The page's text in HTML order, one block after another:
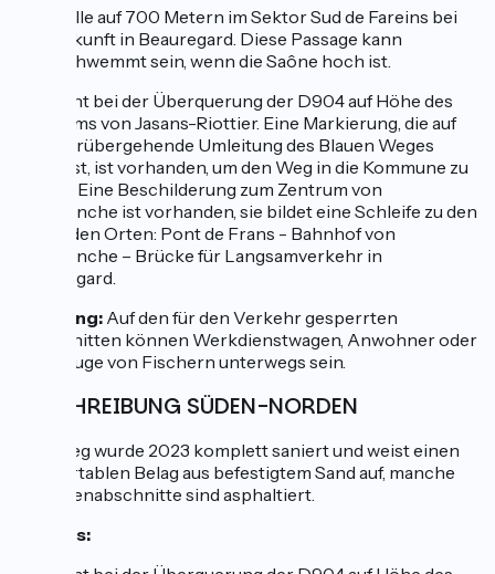
Engstelle auf 700 Metern im Sektor Sud de Fareins bei
der Ankunft in Beauregard. Diese Passage kann
überschwemmt sein, wenn die Saône hoch ist.
Vorsicht bei der Überquerung der D904 auf Höhe des
Zentrums von Jasans-Riottier. Eine Markierung, die auf
eine vorübergehende Umleitung des Blauen Weges
hinweist, ist vorhanden, um den Weg in die Kommune zu
zeigen. Eine Beschilderung zum Zentrum von
Villefranche ist vorhanden, sie bildet eine Schleife zu den
folgenden Orten: Pont de Frans - Bahnhof von
Villefranche – Brücke für Langsamverkehr in
Beauregard.
Warnung: Auf den für den Verkehr gesperrten
Abschnitten können Werkdienstwagen, Anwohner oder
Fahrzeuge von Fischern unterwegs sein.
BESCHREIBUNG SÜDEN-NORDEN
Der Weg wurde 2023 komplett saniert und weist einen
komfortablen Belag aus befestigtem Sand auf, manche
Streckenabschnitte sind asphaltiert.
Hinweis: